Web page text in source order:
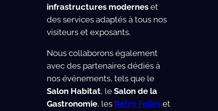
infrastructures moderneset
des services adaptés à tous nos
visiteurs et exposants.
Nous collaborons également
avec des partenaires dédiés à
nos événements, tels que le
Salon Habitat, le Salon de la
Gastronomie, les Retro Folieset